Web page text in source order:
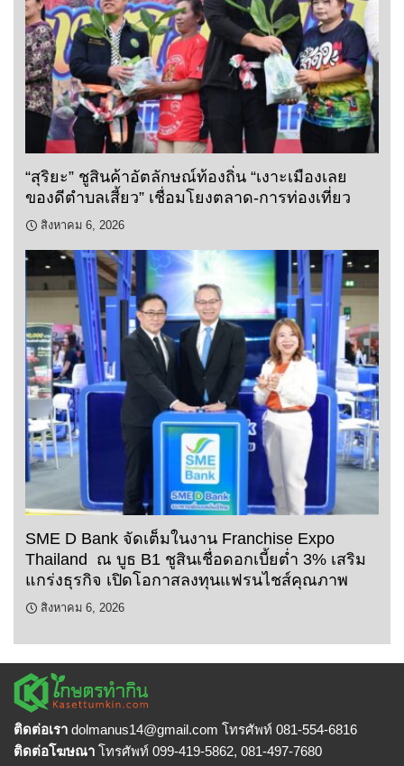
“สุริยะ” ชูสินค้าอัตลักษณ์ท้องถิ่น “เงาะเมืองเลย
ของดีตำบลเสี้ยว” เชื่อมโยงตลาด-การท่องเที่ยว
สิงหาคม 6, 2026
SME D Bank จัดเต็มในงาน Franchise Expo
Thailand ณ บูธ B1 ชูสินเชื่อดอกเบี้ยต่ำ 3% เสริม
แกร่งธุรกิจ เปิดโอกาสลงทุนแฟรนไชส์คุณภาพ
สิงหาคม 6, 2026
ติดต่อเรา dolmanus14@gmail.com โทรศัพท์ 081-554-6816
ติดต่อโฆษณา โทรศัพท์ 099-419-5862, 081-497-7680